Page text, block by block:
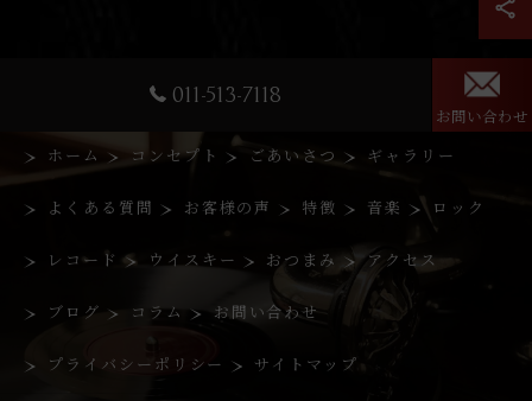
011-513-7118
お問い合わせ
ホーム コンセプト ごあいさつ ギャラリー
よくある質問 お客様の声 特徴 音楽 ロック
レコード ウイスキー おつまみ アクセス
ブログ コラム お問い合わせ
プライバシーポリシー サイトマップ